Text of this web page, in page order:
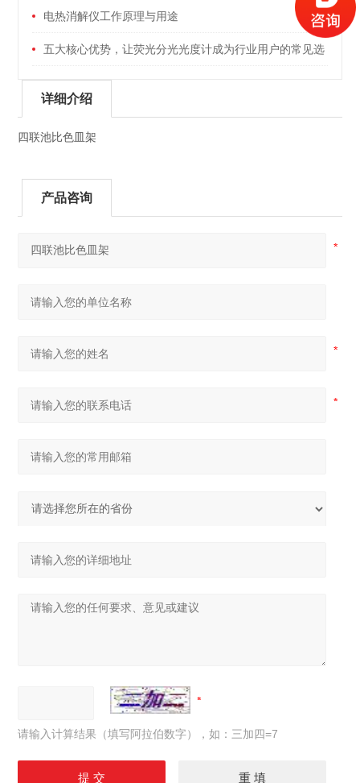
电热消解仪工作原理与用途
五大核心优势，让荧光分光光度计成为行业用户的常见选
择
详细介绍
四联池比色皿架
产品咨询
请输入计算结果（填写阿拉伯数字），如：三加四=7